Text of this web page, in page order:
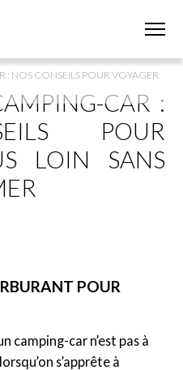
CAR :
POUR
LOIN SANS
NOS CONSEILS POUR VOYAGER
POUR
camping-car n’est pas à
s’apprête à